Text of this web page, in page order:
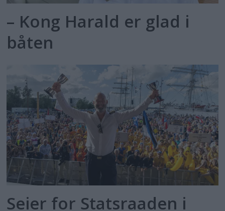
– Kong Harald er glad i
båten
Seier for Statsraaden i